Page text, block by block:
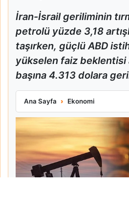
İran-İsrail geriliminin
petrolü yüzde 3,18
taşırken, güçlü ABD
yükselen faiz beklentisi
başına 4.313 dolara
Ana Sayfa Ekonomi
Orta Doğu Gerilimi Petrolü